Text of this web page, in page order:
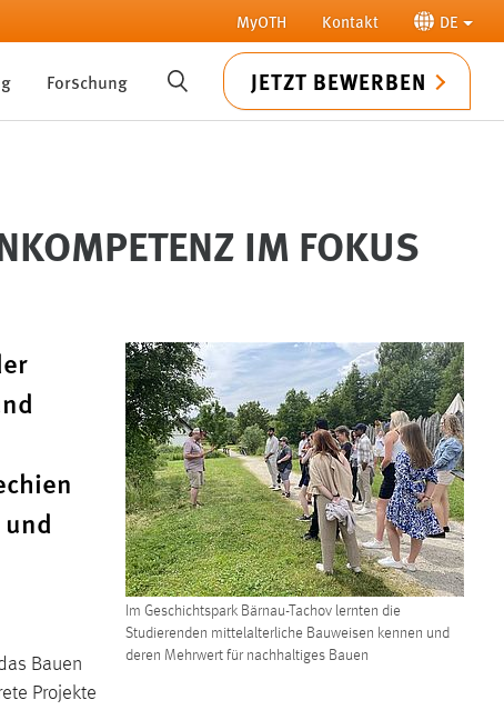
MyOTH Kontakt DE
Forschung SUCHE JETZT BEWERBEN
IM FOKUS
Im Geschichtspark Bärnau-Tachov lernten die
Studierenden mittelalterliche Bauweisen kennen und
deren Mehrwert für nachhaltiges Bauen
Bauen
Projekte